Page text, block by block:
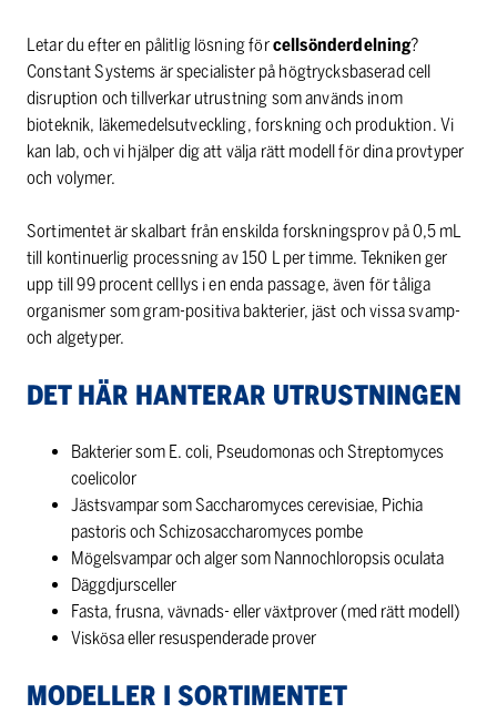
Letar du efter en pålitlig lösning förcellsönderdelning?
Constant Systems är specialister på högtrycksbaserad cell
disruption och tillverkar utrustning som används inom
bioteknik, läkemedelsutveckling, forskning och produktion. Vi
kan lab, och vi hjälper dig att välja rätt modell för dina provtyper
och volymer.
Sortimentet är skalbart från enskilda forskningsprov på 0,5 mL
till kontinuerlig processning av 150 L per timme. Tekniken ger
upp till 99 procent celllys i en enda passage, även för tåliga
organismer som gram-positiva bakterier, jäst och vissa svamp-
och algetyper.
DET HÄR HANTERAR UTRUSTNINGEN
Bakterier som E. coli, Pseudomonas och Streptomyces
coelicolor
Jästsvampar som Saccharomyces cerevisiae, Pichia
pastoris och Schizosaccharomyces pombe
Mögelsvampar och alger som Nannochloropsis oculata
Däggdjursceller
Fasta, frusna, vävnads- eller växtprover (med rätt modell)
Viskösa eller resuspenderade prover
MODELLER I SORTIMENTET